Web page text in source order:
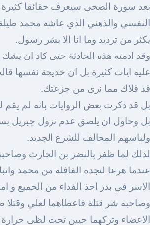
بعد سورة الضحى سيعرف حقائقا
النفسي والذهني الذي عاشه محمد
يكثر من ترديد وما انا الا بشر رسول.
وقد ادمته هذه الحادثة حتى كاد ان يشك
عليه ايات كثيرة بل ان خديجة نفسها
قد قلاك مما نرى من جزعتك.
بل قد ذكرت بعض الروايات بانه لم يقم
بل وحاول ان يلصق عدم نزول جبريل
ولباسهم المخالف للشرع الجديد.
لذلك لما ظفر بالنضر بن الحارث
عندما هرعا لنجدة القافلة من محمد
الاسر في بدر اخذ الفداء من الجميع و
وصاحبه شر قتلة فاعطاهما لعلي وقتلا
الاعضاء وتركهما حيين تحت لظى